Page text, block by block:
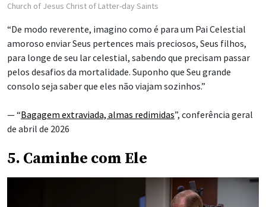
Church of Jesus Christ of Latter-day Saints
“De modo reverente, imagino como é para um Pai Celestial
amoroso enviar Seus pertences mais preciosos, Seus filhos,
para longe de seu lar celestial, sabendo que precisam passar
pelos desafios da mortalidade. Suponho que Seu grande
consolo seja saber que eles não viajam sozinhos.”
— “Bagagem extraviada, almas redimidas”, conferência geral
de abril de 2026
5. Caminhe com Ele